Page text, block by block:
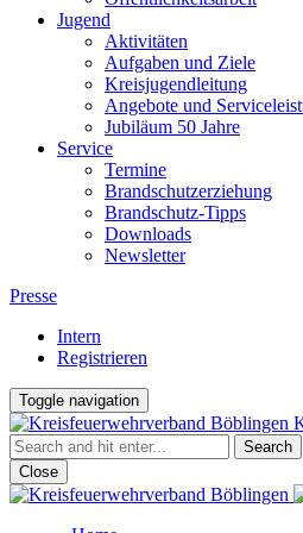
Jugend
Aktivitäten
Aufgaben und Ziele
Kreisjugendleitung
Angebote und
Jubiläum 50 Jahre
Service
Termine
Brandschutzerziehung
Brandschutz-Tipps
Downloads
Newsletter
Presse
Intern
Registrieren
Toggle navigation
Close